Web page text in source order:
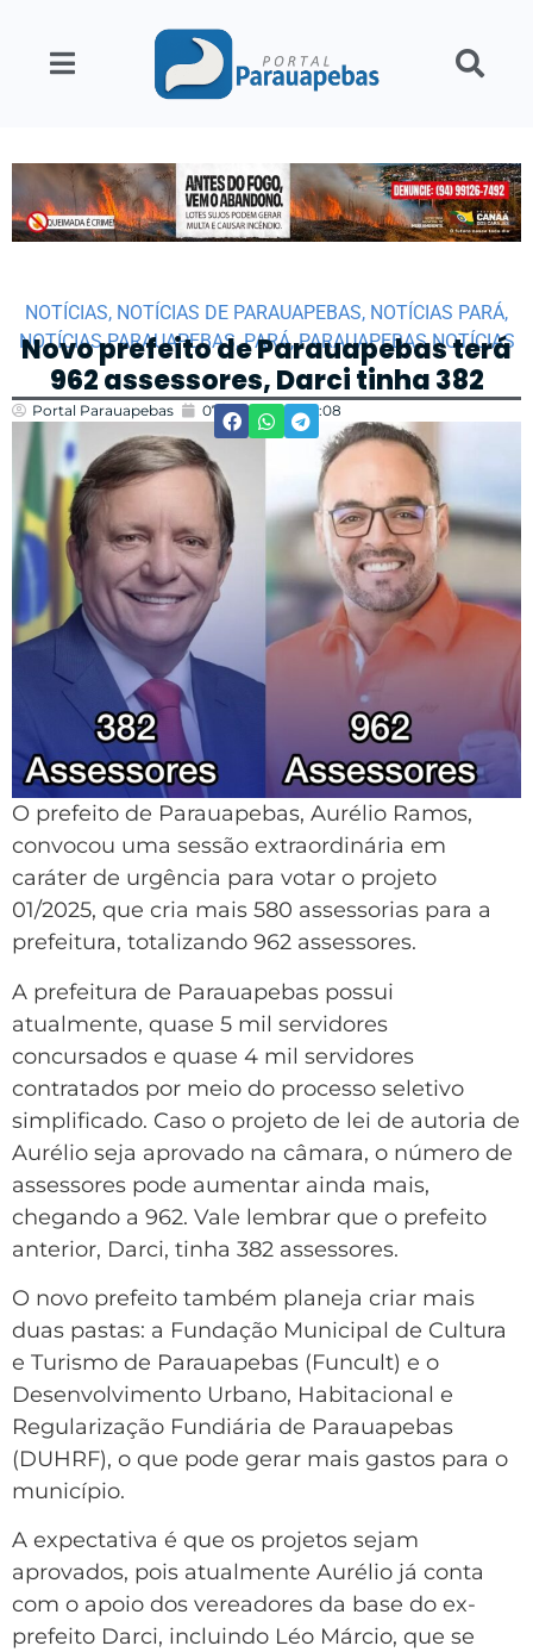
NOTÍCIAS, NOTÍCIAS DE PARAUAPEBAS, NOTÍCIAS PARÁ,
NOTÍCIAS PARAUAPEBAS,PARÁ,PARAUAPEBAS NOTÍCIAS
Novo prefeito de Parauapebas terá
962 assessores, Darci tinha 382
Portal Parauapebas 07/01/2025 15:08
O prefeito de Parauapebas, Aurélio Ramos,
convocou uma sessão extraordinária em
caráter de urgência para votar o projeto
01/2025, que cria mais 580 assessorias para a
prefeitura, totalizando 962 assessores.
A prefeitura de Parauapebas possui
atualmente, quase 5 mil servidores
concursados e quase 4 mil servidores
contratados por meio do processo seletivo
simplificado. Caso o projeto de lei de autoria de
Aurélio seja aprovado na câmara, o número de
assessores pode aumentar ainda mais,
chegando a 962. Vale lembrar que o prefeito
anterior, Darci, tinha 382 assessores.
O novo prefeito também planeja criar mais
duas pastas: a Fundação Municipal de Cultura
e Turismo de Parauapebas (Funcult) e o
Desenvolvimento Urbano, Habitacional e
Regularização Fundiária de Parauapebas
(DUHRF), o que pode gerar mais gastos para o
município.
A expectativa é que os projetos sejam
aprovados, pois atualmente Aurélio já conta
com o apoio dos vereadores da base do ex-
prefeito Darci, incluindo Léo Márcio, que se